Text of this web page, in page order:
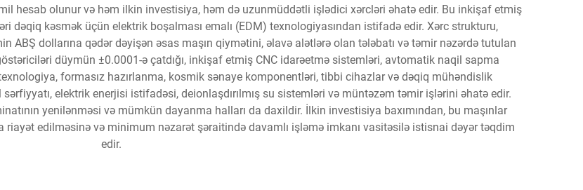
hesab olunur və həm ilkin investisiya, həm də uzunmüddətli işlədici xərcləri əhatə edir. Bu inkişaf etmiş
dəqiq kəsmək üçün elektrik boşalması emalı (EDM) texnologiyasından istifadə edir. Xərc strukturu,
ABŞ dollarına qədər dəyişən əsas maşın qiymətini, əlavə alətlərə olan tələbatı və təmir nəzərdə tutulan
düymün ±0.0001-ə çatdığı, inkişaf etmiş CNC idarəetmə sistemləri, avtomatik naqil sapma
formasız hazırlanma, kosmik sənaye komponentləri, tibbi cihazlar və dəqiq mühəndislik
elektrik enerjisi istifadəsi, deionlaşdırılmış su sistemləri və müntəzəm təmir işlərini əhatə edir.
yenilənməsi və mümkün dayanma halları da daxildir. İlkin investisiya baxımından, bu maşınlar
riayət edilməsinə və minimum nəzarət şəraitində davamlı işləmə imkanı vasitəsilə istisnai dəyər təqdim
edir.